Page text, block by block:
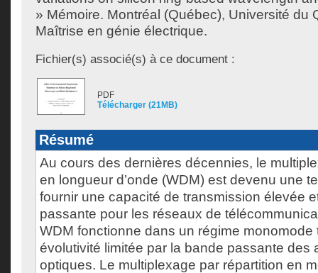
» Mémoire. Montréal (Québec), Université du
Maîtrise en génie électrique.
Fichier(s) associé(s) à ce document :
PDF
Télécharger (21MB)
Résumé
Au cours des dernières décennies, le
en longueur d’onde (WDM) est devenu une
fournir une capacité de transmission élevée
passante pour les réseaux de
WDM fonctionne dans un régime monomode
évolutivité limitée par la bande passante des
optiques. Le multiplexage par répartition en